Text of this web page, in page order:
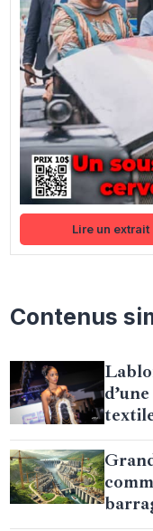
Lire un extrait
Contenus